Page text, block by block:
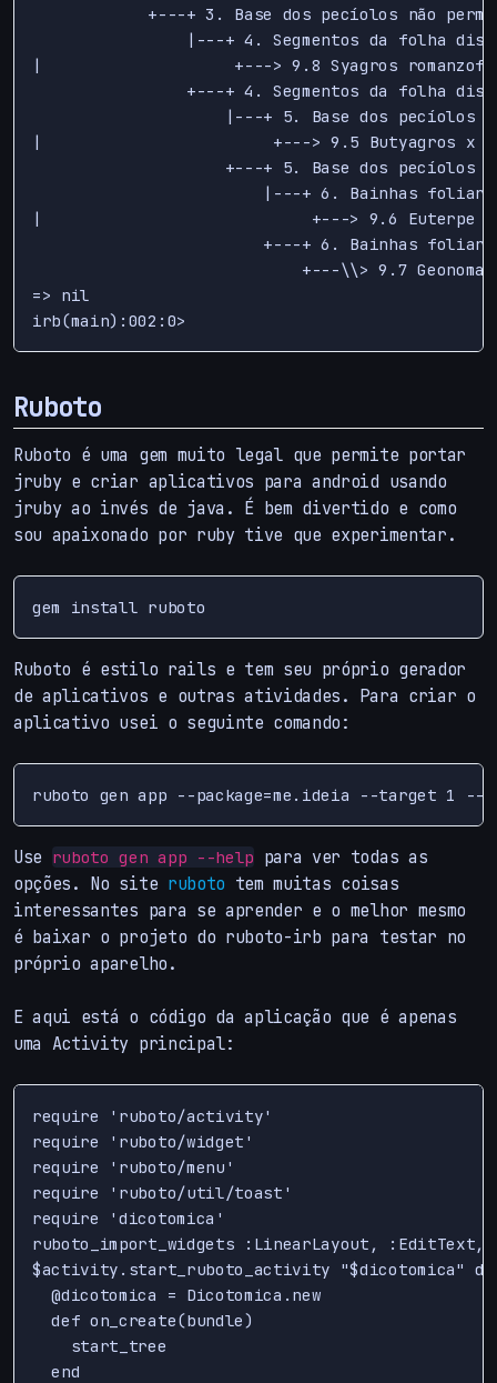
+---+ 3. Base dos pecíolos não
|---+ 4. Segmentos da folha
|                    +---> 9.8 Syagros
+---+ 4. Segmentos da folha
|---+ 5. Base dos pecíolos
|                        +---> 9.5 Butyagros x
+---+ 5. Base dos pecíolos
|---+ 6. Bainhas
|                            +---> 9.6 Euterpe
+---+ 6. Bainhas
+---\\> 9.7 Geonoma
=> nil
Ruboto
Ruboto é uma gem muito legal que permite portar
jruby e criar aplicativos para android usando
jruby ao invés de java. É bem divertido e como
sou apaixonado por ruby tive que experimentar.
Ruboto é estilo rails e tem seu próprio gerador
de aplicativos e outras atividades. Para criar o
aplicativo usei o seguinte comando:
Use ruboto gen app --help para ver todas as
opções. No site ruboto tem muitas coisas
interessantes para se aprender e o melhor mesmo
é baixar o projeto do ruboto-irb para testar no
próprio aparelho.
E aqui está o código da aplicação que é apenas
uma Activity principal:
require 'ruboto/activity'
require 'ruboto/widget'
require 'ruboto/menu'
require 'ruboto/util/toast'
require 'dicotomica'
ruboto_import_widgets :LinearLayout,
$activity.start_ruboto_activity "$dicotomica" do
  @dicotomica = Dicotomica.new
  def on_create(bundle)
    start_tree
  end